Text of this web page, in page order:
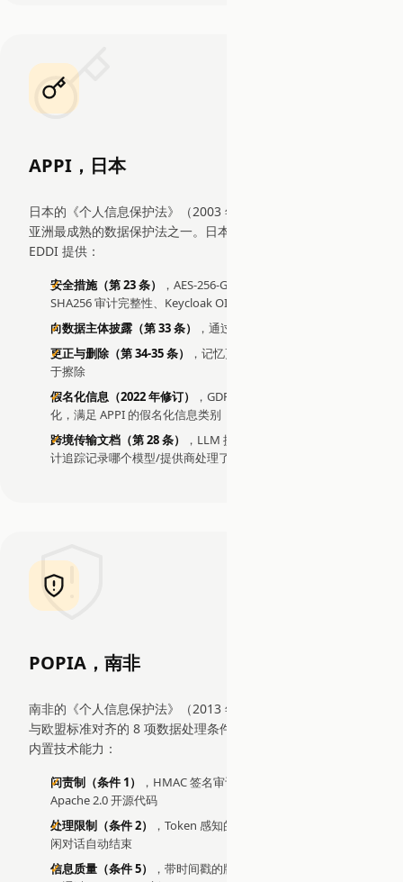
APPI，日本
日本的《个人信息保护法》（2003 年，2022 年重大修订）是
亚洲最成熟的数据保护法之一。日本拥有欧盟充分性认定。
EDDI 提供：
安全措施（第 23 条）
，AES-256-GCM 保险库加密、HMAC-
SHA256 审计完整性、Keycloak OIDC、RBAC、SSRF 防护
向数据主体披露（第 33 条）
，通过 REST API 的完整数据导出
更正与删除（第 34-35 条）
，记忆更新用于更正；级联删除用
于擦除
假名化信息（2022 年修订）
，GDPR 删除使用 SHA-256 假名
化，满足 APPI 的假名化信息类别
跨境传输文档（第 28 条）
，LLM 提供商数据流已文档化；审
计追踪记录哪个模型/提供商处理了每轮交互
POPIA，南非
南非的《个人信息保护法》（2013 年，2021 年生效）建立了
与欧盟标准对齐的 8 项数据处理条件。EDDI 为每项条件提供
内置技术能力：
问责制（条件 1）
，HMAC 签名审计账本、文档化数据流、
Apache 2.0 开源代码
处理限制（条件 2）
，Token 感知的窗口化、可配置保留、空
闲对话自动结束
信息质量（条件 5）
，带时间戳的版本化对话状态；用户记忆